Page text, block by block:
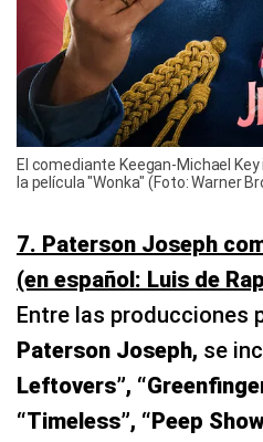
El comediante Keegan-Michael
la película "Wonka" (Foto: Warner
7. Paterson Joseph
(en español: Luis de
Entre las producciones
Paterson Joseph, se
Leftovers”,
“Timeless”, “Peep